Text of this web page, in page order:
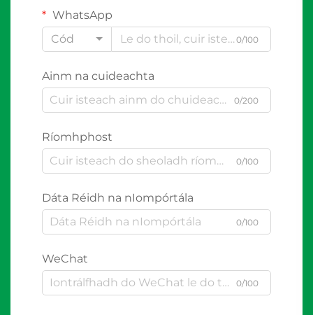
WhatsApp
Cód
0/100
Ainm na cuideachta
0/200
Ríomhphost
0/100
Dáta Réidh na nIompórtála
0/100
WeChat
0/100